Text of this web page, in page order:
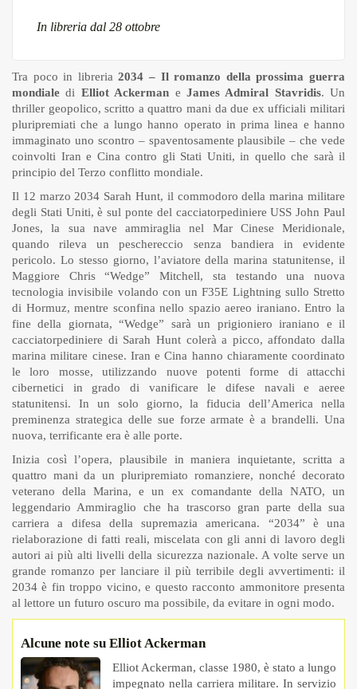
In libreria dal 28 ottobre
Tra poco in libreria2034 – Il romanzo della prossima guerra
mondiale di Elliot Ackerman e James Admiral Stavridis. Un
thriller geopolico, scritto a quattro mani da due ex ufficiali militari
pluripremiati che a lungo hanno operato in prima linea e hanno
immaginato uno scontro – spaventosamente plausibile – che vede
coinvolti Iran e Cina contro gli Stati Uniti, in quello che sarà il
principio del Terzo conflitto mondiale.
Il 12 marzo 2034 Sarah Hunt, il commodoro della marina militare
degli Stati Uniti, è sul ponte del cacciatorpediniere USS John Paul
Jones, la sua nave ammiraglia nel Mar Cinese Meridionale,
quando rileva un peschereccio senza bandiera in evidente
pericolo. Lo stesso giorno, l’aviatore della marina statunitense, il
Maggiore Chris “Wedge” Mitchell, sta testando una nuova
tecnologia invisibile volando con un F35E Lightning sullo Stretto
di Hormuz, mentre sconfina nello spazio aereo iraniano. Entro la
fine della giornata, “Wedge” sarà un prigioniero iraniano e il
cacciatorpediniere di Sarah Hunt colerà a picco, affondato dalla
marina militare cinese. Iran e Cina hanno chiaramente coordinato
le loro mosse, utilizzando nuove potenti forme di attacchi
cibernetici in grado di vanificare le difese navali e aeree
statunitensi. In un solo giorno, la fiducia dell’America nella
preminenza strategica delle sue forze armate è a brandelli. Una
nuova, terrificante era è alle porte.
Inizia così l’opera, plausibile in maniera inquietante, scritta a
quattro mani da un pluripremiato romanziere, nonché decorato
veterano della Marina, e un ex comandante della NATO, un
leggendario Ammiraglio che ha trascorso gran parte della sua
carriera a difesa della supremazia americana. “2034” è una
rielaborazione di fatti reali, miscelata con gli anni di lavoro degli
autori ai più alti livelli della sicurezza nazionale. A volte serve un
grande romanzo per lanciare il più terribile degli avvertimenti: il
2034 è fin troppo vicino, e questo racconto ammonitore presenta
al lettore un futuro oscuro ma possibile, da evitare in ogni modo.
Alcune note su Elliot Ackerman
Elliot Ackerman, classe 1980, è stato a lungo
impegnato nella carriera militare. In servizio